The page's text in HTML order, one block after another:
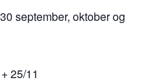
september, oktober og
25/11